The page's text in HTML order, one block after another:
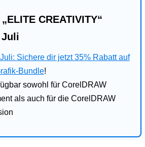
CREATIVITY“
Juli
Sichere dir jetzt 35% Rabatt auf
Bundle!
sowohl für CorelDRAW
als auch für die CorelDRAW